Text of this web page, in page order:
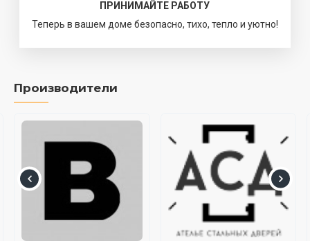
ПРИНИМАЙТЕ РАБОТУ
Теперь в вашем доме безопасно, тихо, тепло и уютно!
Производители